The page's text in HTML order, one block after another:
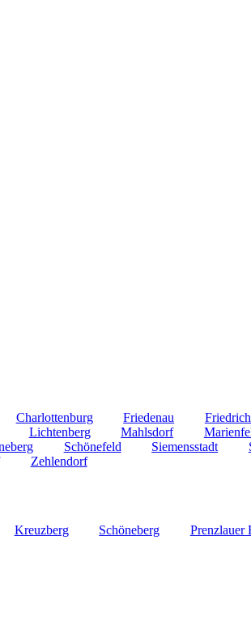
Charlottenburg Friedenau
Lichtenberg Mahlsdorf
Schönefeld Siemensstadt
Zehlendorf
Kreuzberg Schöneberg Prenzlauer